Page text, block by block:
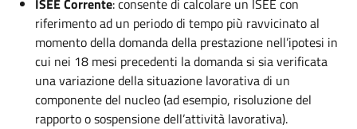
ISEE Corrente: consente di calcolare un ISEE con
riferimento ad un periodo di tempo più ravvicinato al
momento della domanda della prestazione nell’ipotesi in
cui nei 18 mesi precedenti la domanda si sia verificata
una variazione della situazione lavorativa di un
componente del nucleo (ad esempio, risoluzione del
rapporto o sospensione dell’attività lavorativa).